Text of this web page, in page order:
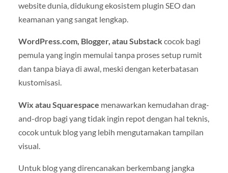
website dunia, didukung ekosistem plugin SEO dan
keamanan yang sangat lengkap.
WordPress.com, Blogger, atau Substackcocok bagi
pemula yang ingin memulai tanpa proses setup rumit
dan tanpa biaya di awal, meski dengan keterbatasan
kustomisasi.
Wix atau Squarespace menawarkan kemudahan drag-
and-drop bagi yang tidak ingin repot dengan hal teknis,
cocok untuk blog yang lebih mengutamakan tampilan
visual.
Untuk blog yang direncanakan berkembang jangka